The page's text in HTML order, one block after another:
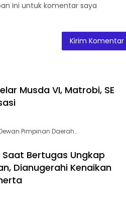
ini untuk komentar saya
Musda VI, Matrobi, SE
Dewan Pimpinan Daerah…
Saat Bertugas Ungkap
Dianugerahi Kenaikan